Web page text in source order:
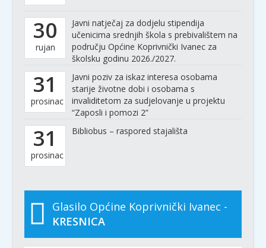
30
rujan
Javni natječaj za dodjelu stipendija
učenicima srednjih škola s prebivalištem na
području Općine Koprivnički Ivanec za
školsku godinu 2026./2027.
31
prosinac
Javni poziv za iskaz interesa osobama
starije životne dobi i osobama s
invaliditetom za sudjelovanje u projektu
“Zaposli i pomozi 2”
31
prosinac
Bibliobus – raspored stajališta
Glasilo Općine Koprivnički Ivanec -
KRESNICA